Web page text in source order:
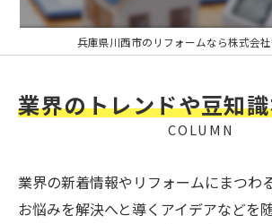
兵庫県川西市のリフォームなら株式会
業界のトレンドや豆知
COLUMN
業界の新着情報やリフォームにまつわ
お悩みを解決へと導くアイデアなどを